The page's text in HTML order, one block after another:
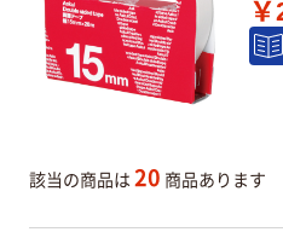
該当の商品は 20 商品あります